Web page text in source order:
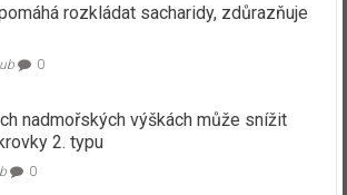
rozkládat sacharidy, zdůrazňuje
0
nadmořských výškách může snížit
2. typu
0